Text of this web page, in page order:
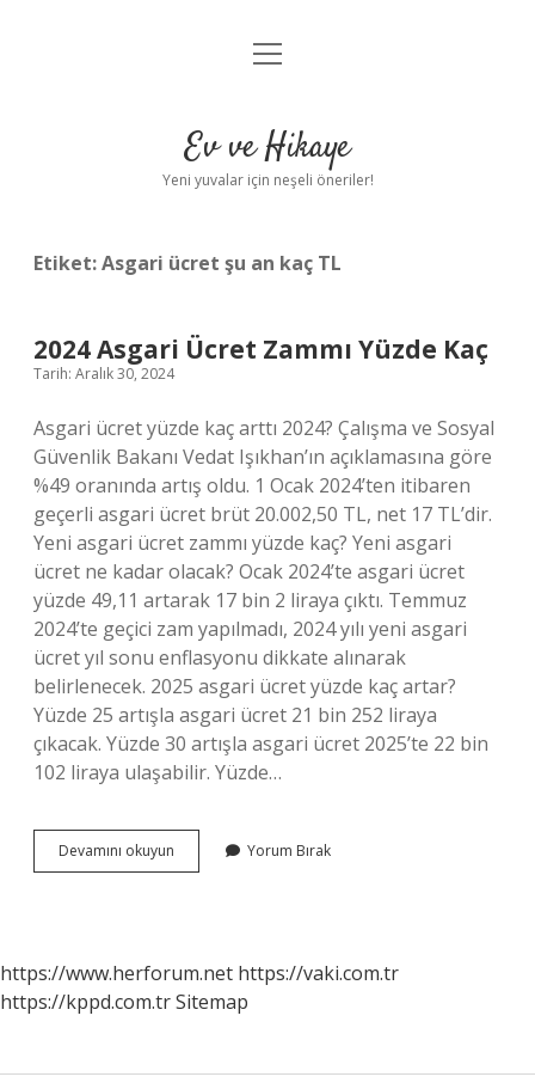
Anasayfa
Yasal Uyarı
menüyü
Ev ve Hikaye
Yeni yuvalar için neşeli öneriler!
Etiket:Asgari ücret şu an kaç TL
2024 Asgari Ücret Zammı Yüzde Kaç
Tarih: Aralık 30, 2024
Asgari ücret yüzde kaç arttı 2024? Çalışma ve Sosyal
Güvenlik Bakanı Vedat Işıkhan’ın açıklamasına göre
%49 oranında artış oldu. 1 Ocak 2024’ten itibaren
geçerli asgari ücret brüt 20.002,50 TL, net 17 TL’dir.
Yeni asgari ücret zammı yüzde kaç? Yeni asgari
ücret ne kadar olacak? Ocak 2024’te asgari ücret
yüzde 49,11 artarak 17 bin 2 liraya çıktı. Temmuz
2024’te geçici zam yapılmadı, 2024 yılı yeni asgari
ücret yıl sonu enflasyonu dikkate alınarak
belirlenecek. 2025 asgari ücret yüzde kaç artar?
Yüzde 25 artışla asgari ücret 21 bin 252 liraya
çıkacak. Yüzde 30 artışla asgari ücret 2025’te 22 bin
102 liraya ulaşabilir. Yüzde…
Devamını okuyun
Asgari
Yorum Bırak
https://www.herforum.net https://vaki.com.tr
https://kppd.com.trSitemap